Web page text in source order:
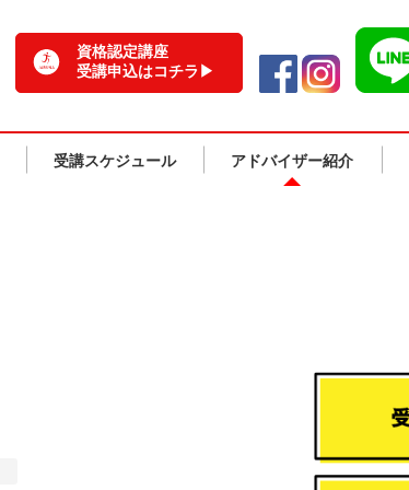
資格認定講座
受講申込はコチラ▶
受講スケジュール アドバイザー紹介